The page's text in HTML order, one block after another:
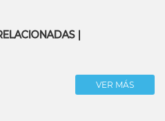
|
VER MÁS